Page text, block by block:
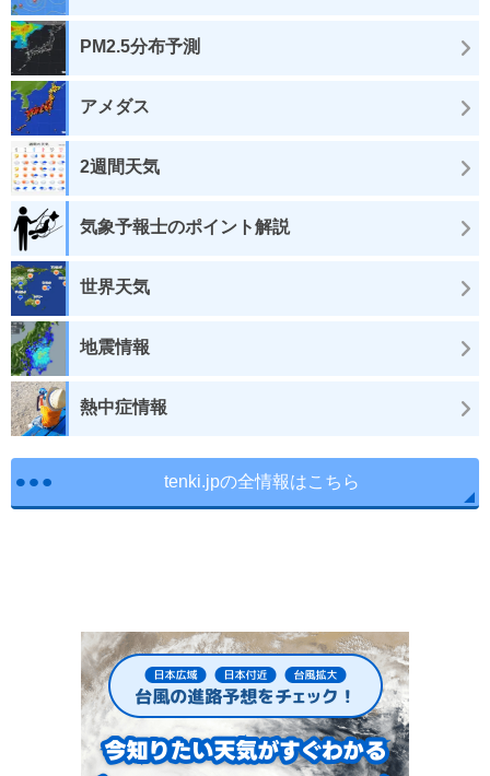
PM2.5分布予測
アメダス
2週間天気
気象予報士のポイント解説
世界天気
地震情報
熱中症情報
tenki.jpの全情報はこちら